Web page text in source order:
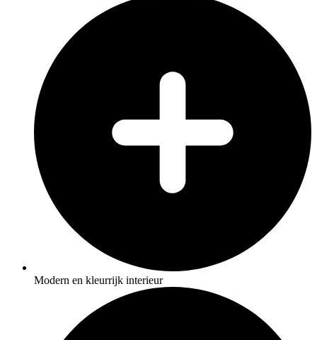
Modern en kleurrijk interieur